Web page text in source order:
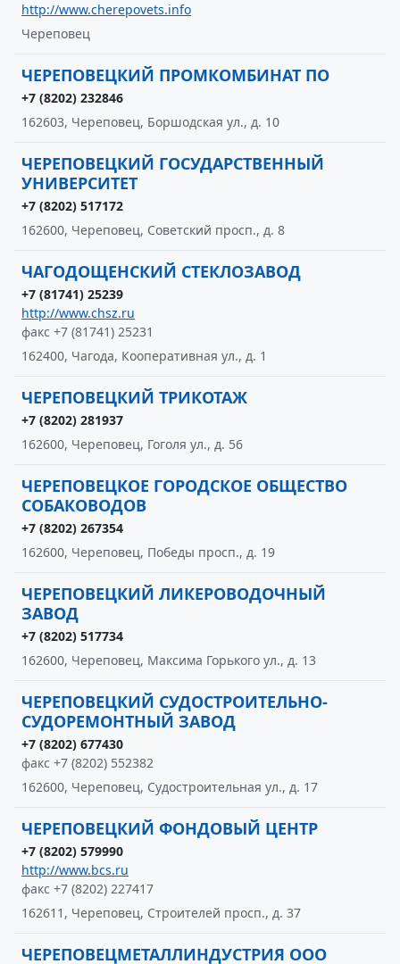
http://www.cherepovets.info
Череповец
ЧЕРЕПОВЕЦКИЙ ПРОМКОМБИНАТ ПО
+7 (8202) 232846
162603, Череповец, Боршодская ул., д. 10
ЧЕРЕПОВЕЦКИЙ ГОСУДАРСТВЕННЫЙ
УНИВЕРСИТЕТ
+7 (8202) 517172
162600, Череповец, Советский просп., д. 8
ЧАГОДОЩЕНСКИЙ СТЕКЛОЗАВОД
+7 (81741) 25239
http://www.chsz.ru
факс +7 (81741) 25231
162400, Чагода, Кооперативная ул., д. 1
ЧЕРЕПОВЕЦКИЙ ТРИКОТАЖ
+7 (8202) 281937
162600, Череповец, Гоголя ул., д. 56
ЧЕРЕПОВЕЦКОЕ ГОРОДСКОЕ ОБЩЕСТВО
СОБАКОВОДОВ
+7 (8202) 267354
162600, Череповец, Победы просп., д. 19
ЧЕРЕПОВЕЦКИЙ ЛИКЕРОВОДОЧНЫЙ
ЗАВОД
+7 (8202) 517734
162600, Череповец, Максима Горького ул., д. 13
ЧЕРЕПОВЕЦКИЙ СУДОСТРОИТЕЛЬНО-
СУДОРЕМОНТНЫЙ ЗАВОД
+7 (8202) 677430
факс +7 (8202) 552382
162600, Череповец, Судостроительная ул., д. 17
ЧЕРЕПОВЕЦКИЙ ФОНДОВЫЙ ЦЕНТР
+7 (8202) 579990
http://www.bcs.ru
факс +7 (8202) 227417
162611, Череповец, Строителей просп., д. 37
ЧЕРЕПОВЕЦМЕТАЛЛИНДУСТРИЯ ООО